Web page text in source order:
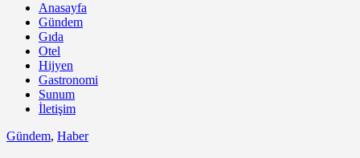
Anasayfa
Gündem
Gıda
Otel
Hijyen
Gastronomi
Sunum
İletişim
Gündem, Haber